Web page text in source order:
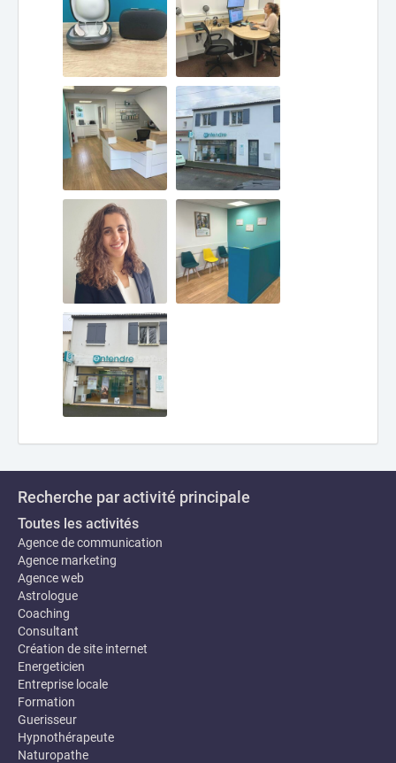
Recherche par activité principale
Toutes les activités
Agence de communication
Agence marketing
Agence web
Astrologue
Coaching
Consultant
Création de site internet
Energeticien
Entreprise locale
Formation
Guerisseur
Hypnothérapeute
Naturopathe